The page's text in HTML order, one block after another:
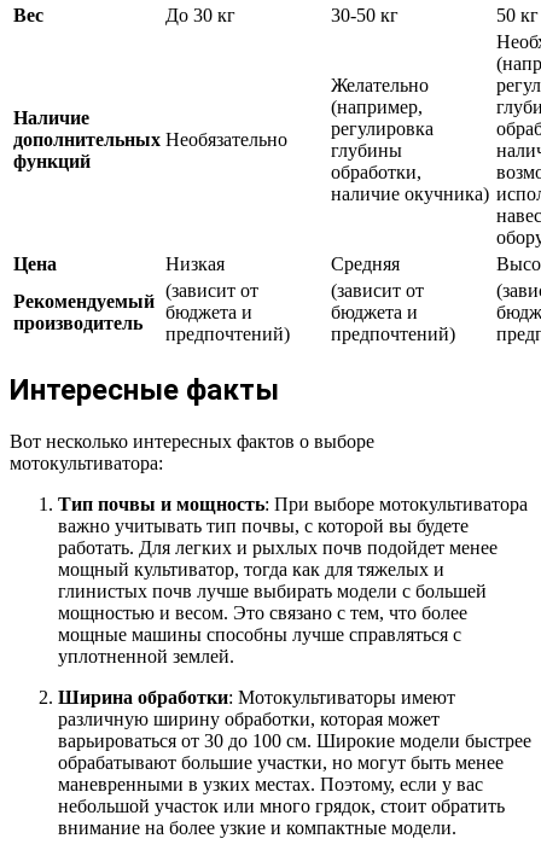
Вес
До 30 кг 30-50 кг 50
Наличие
дополнительных
функций
Необязательно
Желательно
(например,
регулировка
глубины
обработки,
наличие окучника)
Цена
Низкая Средняя
Рекомендуемый
производитель
(зависит от
бюджета и
предпочтений)
(зависит от
бюджета и
предпочтений)
Интересные факты
Вот несколько интересных фактов о выборе
мотокультиватора:
Тип почвы и мощность: При выборе мотокультиватора
важно учитывать тип почвы, с которой вы будете
работать. Для легких и рыхлых почв подойдет менее
мощный культиватор, тогда как для тяжелых и
глинистых почв лучше выбирать модели с большей
мощностью и весом. Это связано с тем, что более
мощные машины способны лучше справляться с
уплотненной землей.
Ширина обработки: Мотокультиваторы имеют
различную ширину обработки, которая может
варьироваться от 30 до 100 см. Широкие модели быстрее
обрабатывают большие участки, но могут быть менее
маневренными в узких местах. Поэтому, если у вас
небольшой участок или много грядок, стоит обратить
внимание на более узкие и компактные модели.